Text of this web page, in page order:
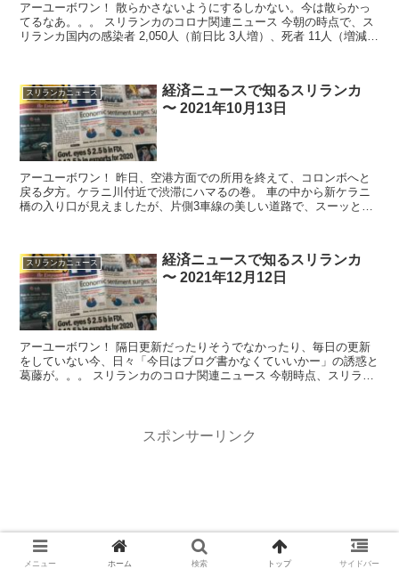
アーユーボワン！ 散らかさないようにするしかない。今は散らかっ
てるなあ。。。 スリランカのコロナ関連ニュース 今朝の時点で、ス
リランカ国内の感染者 2,050人（前日比 3人増）、死者 11人（増減
スリランカニュース
経済ニュースで知るスリランカ
〜 2021年10月13日
アーユーボワン！ 昨日、空港方面での所用を終えて、コロンボへと
戻る夕方。ケラニ川付近で渋滞にハマるの巻。 車の中から新ケラニ
橋の入り口が見えましたが、片側3車線の美しい道路で、スーッと走
スリランカニュース
経済ニュースで知るスリランカ
〜 2021年12月12日
アーユーボワン！ 隔日更新だったりそうでなかったり、毎日の更新
をしていない今、日々「今日はブログ書かなくていいかー」の誘惑と
葛藤が。。。 スリランカのコロナ関連ニュース 今朝時点、スリラン
スポンサーリンク
メニュー ホーム 検索 トップ サイドバー